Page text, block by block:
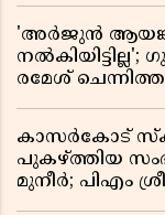
'അർജുൻ
രമേശ്
കാസർകോട്
പുകഴ്ത്തിയ
മുനീർ; പിഎം